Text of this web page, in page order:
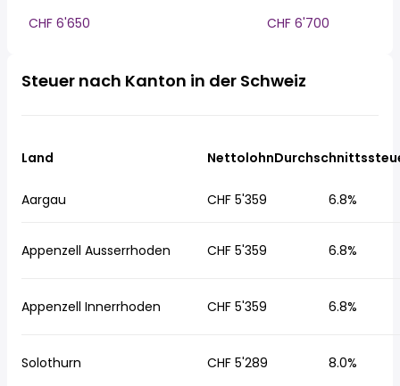
CHF 6'650
CHF 6'700
Steuer nach Kanton in der Schweiz
Land Nettolohn
Aargau CHF 5'359 6.8%
Appenzell Ausserrhoden CHF 5'359 6.8%
Appenzell Innerrhoden CHF 5'359 6.8%
Solothurn CHF 5'289 8.0%